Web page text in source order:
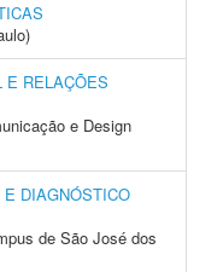
E RELAÇÕES
e Design
DIAGNÓSTICO
de São José dos